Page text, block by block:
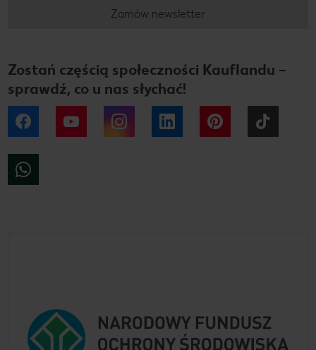
Zamów newsletter
Zostań częścią społeczności Kauflandu –
sprawdź, co u nas słychać!
Facebook YouTube Instagram LinkedIn Pinterest